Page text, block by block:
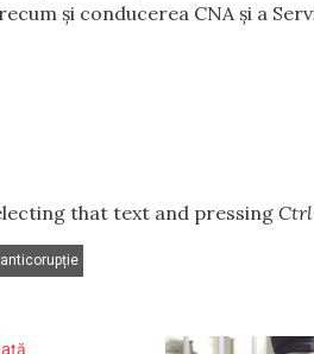
și conducerea CNA și a
that text and pressing